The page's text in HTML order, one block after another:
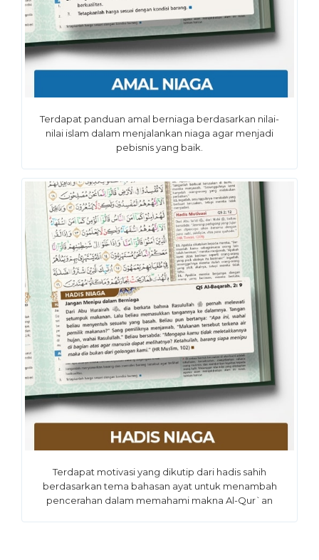
Terdapat panduan amal berniaga berdasarkan nilai-
nilai islam dalam menjalankan niaga agar menjadi
pebisnis yang baik.
Terdapat motivasi yang dikutip dari hadis sahih
berdasarkan tema bahasan ayat untuk menambah
pencerahan dalam memahami makna Al-Qur`an